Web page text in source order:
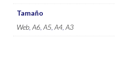
Tamaño
Web ,A6 ,A5 ,A4 ,A3